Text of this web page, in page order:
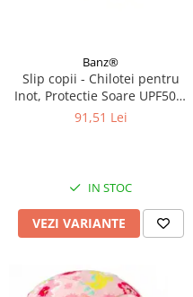
Banz®
Slip copii - Chilotei pentru
Inot, Protectie Soare UPF50+,
Floral Pink, Diverse marimi
91,51 Lei
IN STOC
VEZI VARIANTE